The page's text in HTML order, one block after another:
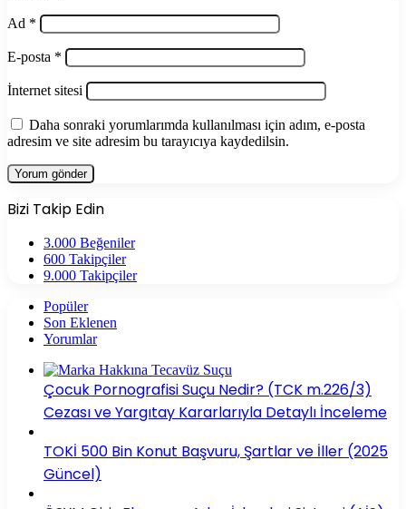
Ad *
E-posta *
İnternet sitesi
Daha sonraki yorumlarımda kullanılması için adım, e-posta
adresim ve site adresim bu tarayıcıya kaydedilsin.
Bizi Takip Edin
3.000 Beğeniler
600 Takipçiler
9.000 Takipçiler
Popüler
Son Eklenen
Yorumlar
Çocuk Pornografisi Suçu Nedir? (TCK m.226/3)
Cezası ve Yargıtay Kararlarıyla Detaylı İnceleme
TOKİ 500 Bin Konut Başvuru, Şartlar ve İller (2025
Güncel)